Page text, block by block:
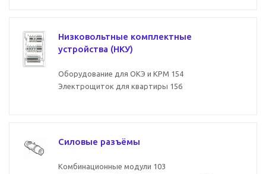
Низковольтные комплектные
устройства (НКУ)
Оборудование для ОКЭ и КРМ 154
Электрощиток для квартиры 156
Силовые разъёмы
Комбинационные модули 103